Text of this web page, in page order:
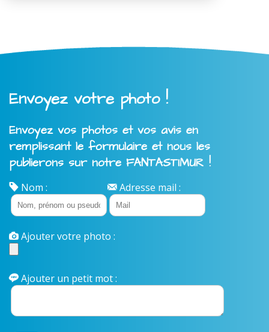
Envoyez votre photo !
Envoyez vos photos et vos avis en
remplissant le formulaire et nous les
publierons sur notre FANTASTIMUR !
Nom : Adresse mail :
Ajouter votre photo :
Ajouter un petit mot :